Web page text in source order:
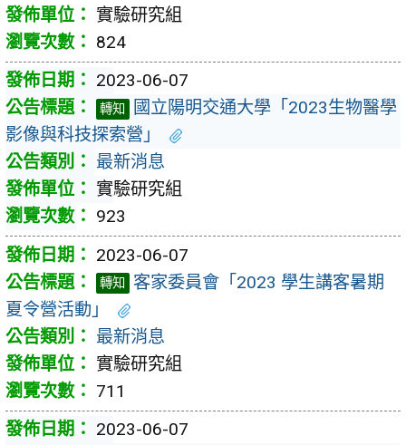
實驗研究組
824
2023-06-07
轉知
國立陽明交通大學「2023生物醫學
影像與科技探索營」
最新消息
實驗研究組
923
2023-06-07
轉知
客家委員會「2023 學生講客暑期
夏令營活動」
最新消息
實驗研究組
711
2023-06-07